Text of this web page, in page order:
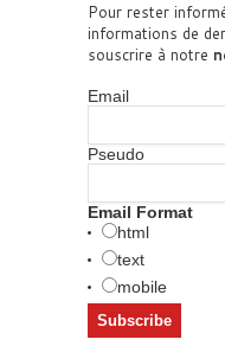
Pour rester
informations de
souscrire à notre
Email
Pseudo
Email Format
html
text
mobile